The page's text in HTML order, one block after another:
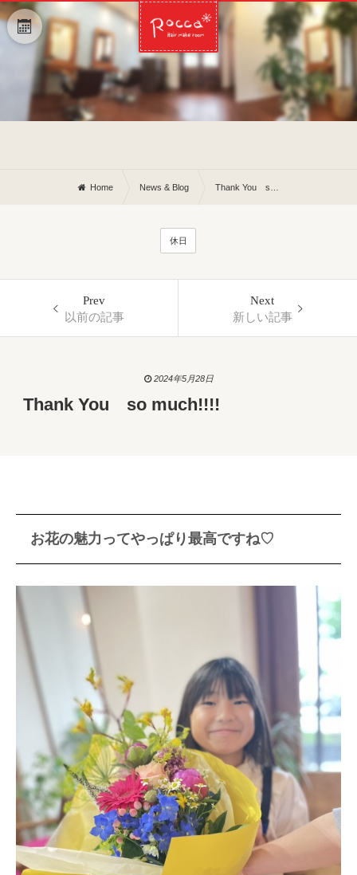
Home News & Blog Thank You so much!!!!
休日
Prev
以前の記事
Next
新しい記事
2024年5月28日
Thank You so much!!!!
お花の魅力ってやっぱり最高ですね♡